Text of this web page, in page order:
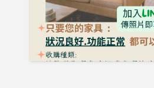
桌
手
具